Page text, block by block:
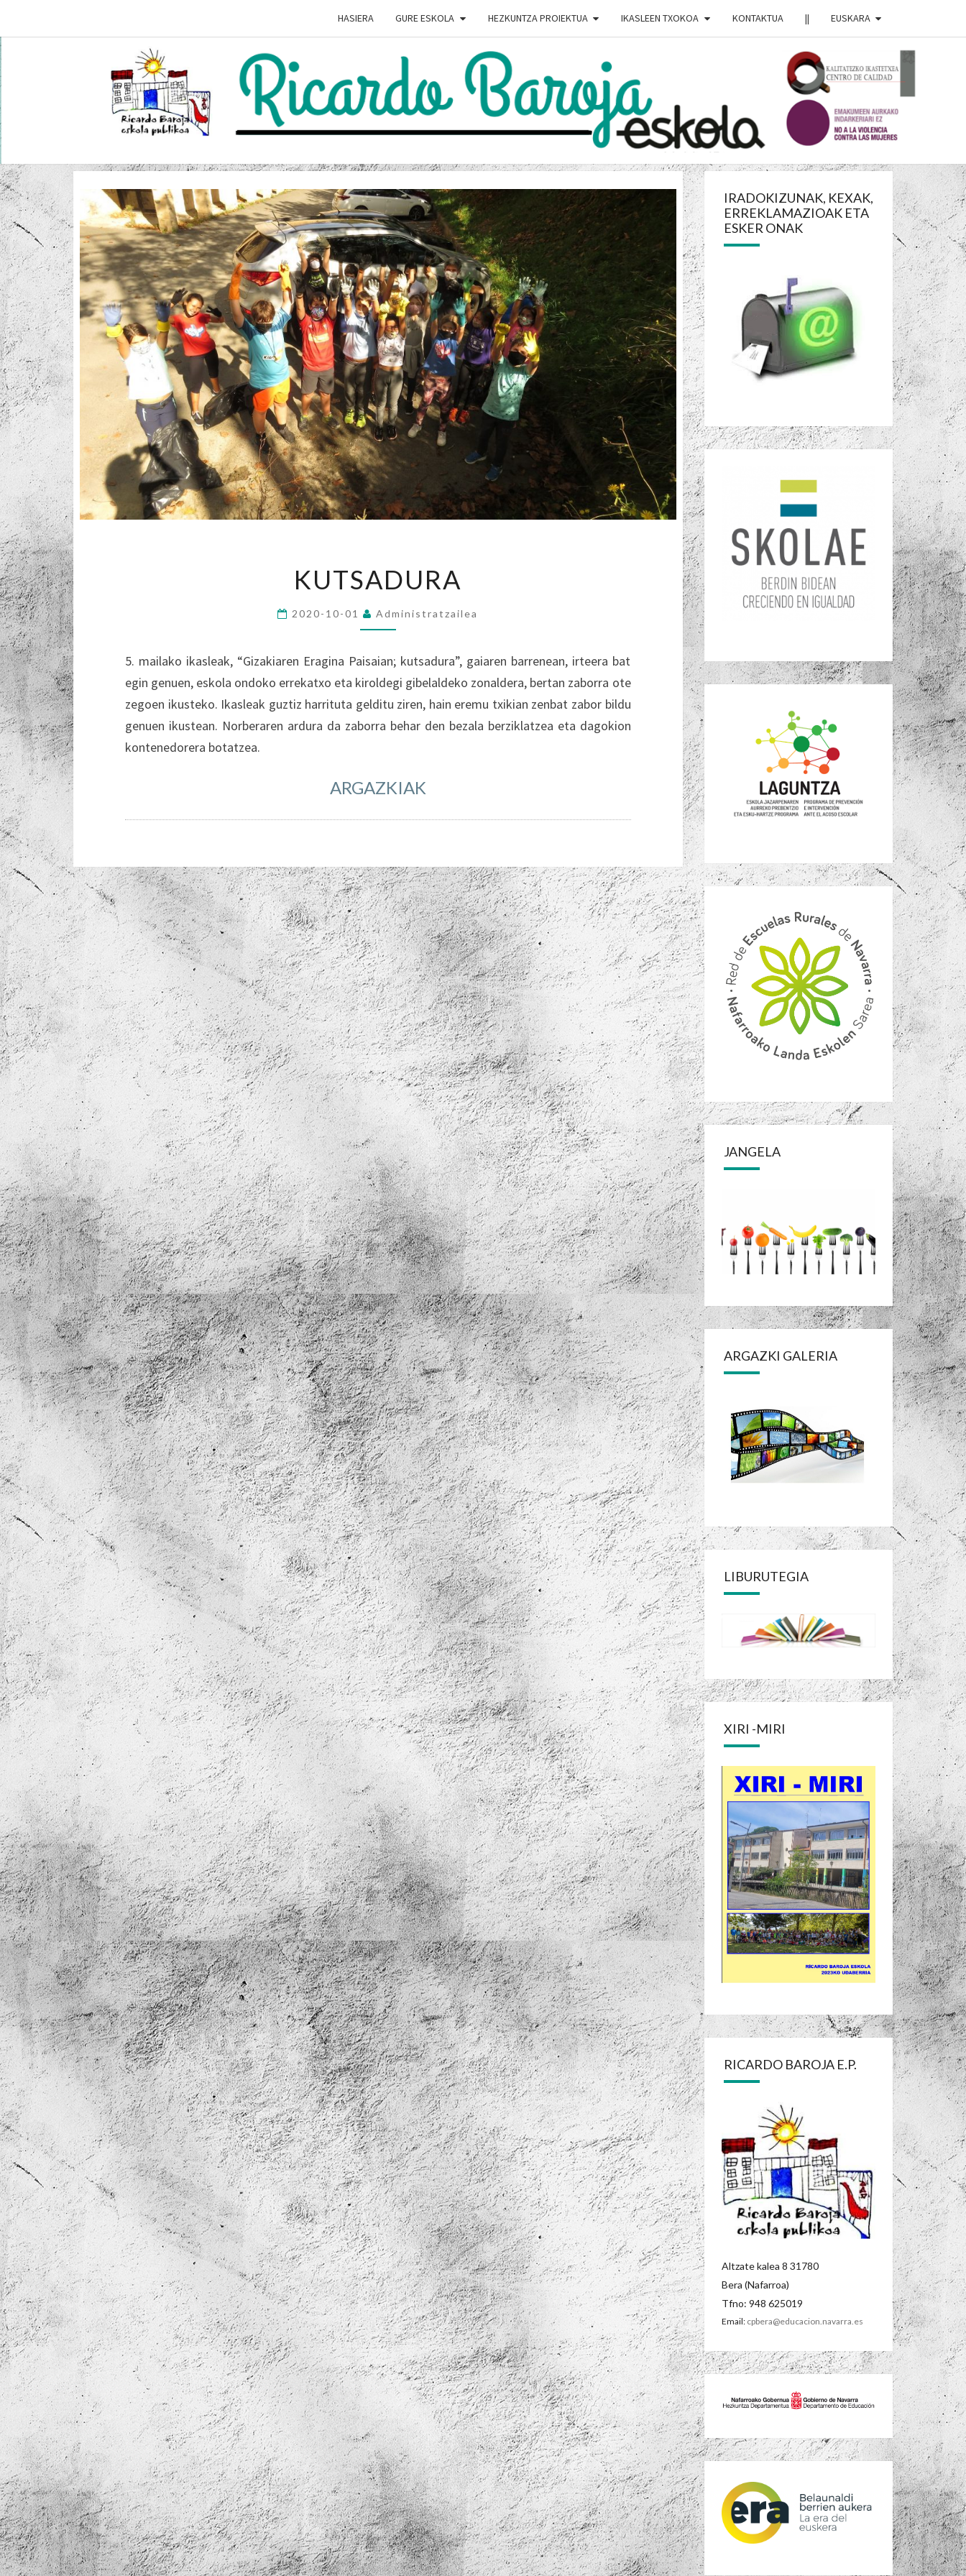
HASIERA GURE ESKOLA HEZKUNTZA PROIEKTUA IKASLEEN TXOKOA KONTAKTUA || EUSKARA
RICARDO
BAROJA
ESKOLA
Ricardo
Eskola
KUTSADURA
2020-10-01 Administratzailea
5. mailako ikasleak, “Gizakiaren Eragina Paisaian; kutsadura”, gaiaren barrenean, irteera bat
egin genuen, eskola ondoko errekatxo eta kiroldegi gibelaldeko zonaldera, bertan zaborra ote
zegoen ikusteko. Ikasleak guztiz harrituta gelditu ziren, hain eremu txikian zenbat zabor bildu
genuen ikustean. Norberaren ardura da zaborra behar den bezala berziklatzea eta dagokion
kontenedorera botatzea.
ARGAZKIAK
Post
navigation
IRADOKIZUNAK, KEXAK,
ERREKLAMAZIOAK ETA
ESKER ONAK
JANGELA
ARGAZKI GALERIA
LIBURUTEGIA
XIRI -MIRI
RICARDO BAROJA E.P.
Altzate kalea 8 31780
Bera (Nafarroa)
Tfno: 948 625019
Email: cpbera@educacion.navarra.es